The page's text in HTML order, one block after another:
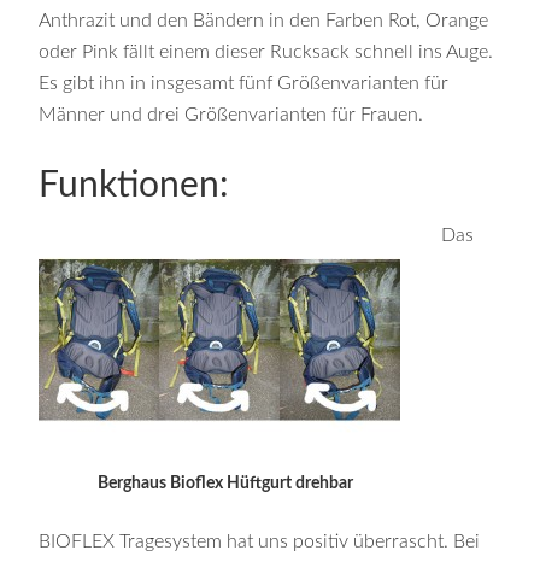
Anthrazit und den Bändern in den Farben Rot, Orange
oder Pink fällt einem dieser Rucksack schnell ins Auge.
Es gibt ihn in insgesamt fünf Größenvarianten für
Männer und drei Größenvarianten für Frauen.
Funktionen:
Berghaus Bioflex Hüftgurt drehbar
Das
BIOFLEX Tragesystem hat uns positiv überrascht. Bei